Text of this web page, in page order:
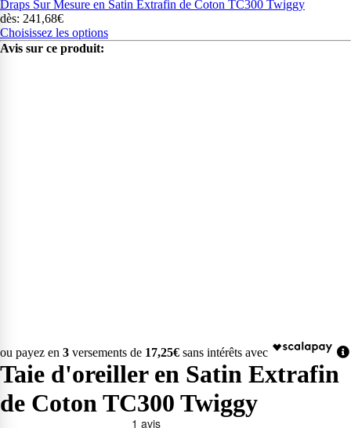
Draps Sur Mesure en Satin Extrafin de Coton TC300 Twiggy
dès: 241,68€
Choisissez les options
Avis sur ce produit:
ou payez en 3 versements de 17,25€ sans intérêts avec
Taie d'oreiller en Satin Extrafin
de Coton TC300 Twiggy